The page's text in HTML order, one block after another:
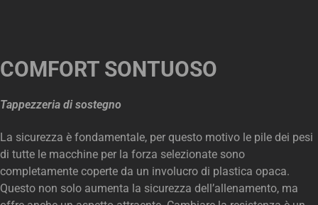
COMFORT SONTUOSO
Tappezzeria di sostegno
La sicurezza è fondamentale, per questo motivo le pile dei pesi
di tutte le macchine per la forza selezionate sono
completamente coperte da un involucro di plastica opaca.
Questo non solo aumenta la sicurezza dell’allenamento, ma